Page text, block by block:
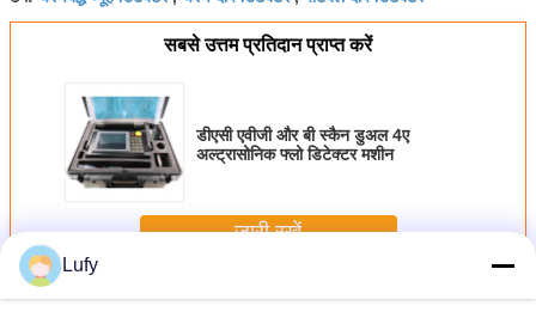
सबसे उत्तम प्रतिदान प्राप्त करें
डीएसी एवीजी और बी स्कैन डुअल 4ए
अल्ट्रासोनिक फ्लो डिटेक्टर मशीन
जारी रखें
अधिकअल्ट्रासोनिक दोष डिटेक्टर
Lufy